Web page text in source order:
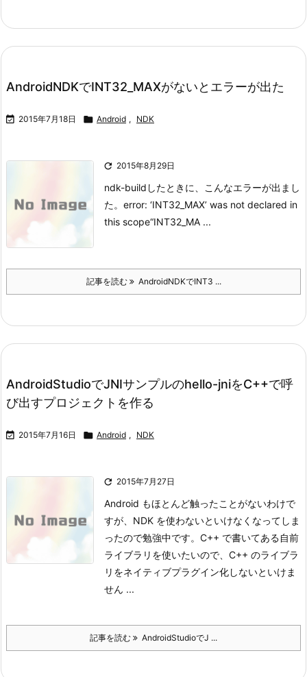
AndroidNDKでINT32_MAXがないとエラーが出た
 2015年7月18日  Android , NDK
 2015年8月29日
ndk-buildしたときに、こんなエラーが出まし
た。 error: ‘INT32_MAX’ was not declared in
this scope“INT32_MA ...
記事を読む AndroidNDKでINT3 ...
AndroidStudioでJNIサンプルのhello-jniをC++で呼
び出すプロジェクトを作る
 2015年7月16日  Android , NDK
 2015年7月27日
Android もほとんど触ったことがないわけで
すが、NDK を使わないといけなくなってしま
ったので勉強中です。 C++ で書いてある自前
ライブラリを使いたいので、C++ のライブラ
リをネイティブプラグイン化しないといけま
せん ...
記事を読む AndroidStudioでJ ...